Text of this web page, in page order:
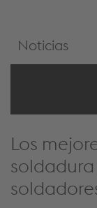
Noticias
Los